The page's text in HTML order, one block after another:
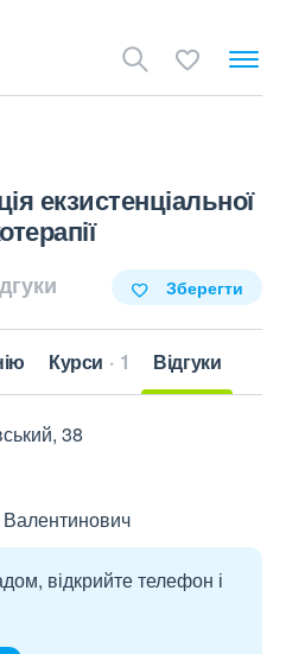
екзистенціальної
Зберегти
Курси 1 Відгуки
38
відкрийте телефон і